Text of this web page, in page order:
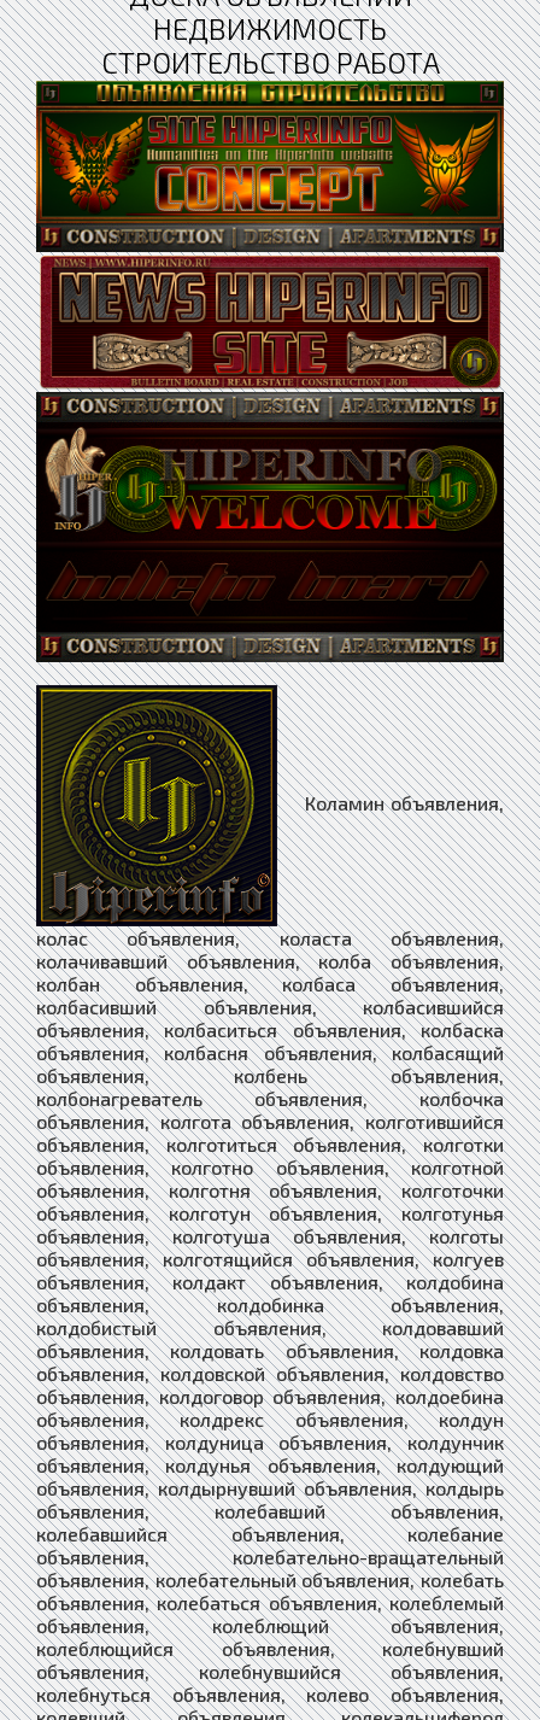
НЕДВИЖИМОСТЬ
СТРОИТЕЛЬСТВО РАБОТА
Коламин объявления, колас объявления, коласта объявления, колачивавший объявления, колба объявления, колбан объявления, колбаса объявления, колбасивший объявления, колбасившийся объявления, колбаситься объявления, колбаска объявления, колбасня объявления, колбасящий объявления, колбень объявления, колбонагреватель объявления, колбочка объявления, колгота объявления, колготившийся объявления, колготиться объявления, колготки объявления, колготно объявления, колготной объявления, колготня объявления, колготочки объявления, колготун объявления, колготунья объявления, колготуша объявления, колготы объявления, колготящийся объявления, колгуев объявления, колдакт объявления, колдобина объявления, колдобинка объявления, колдобистый объявления, колдовавший объявления, колдовать объявления, колдовка объявления, колдовской объявления, колдовство объявления, колдоговор объявления, колдоебина объявления, колдрекс объявления, колдун объявления, колдуница объявления, колдунчик объявления, колдунья объявления, колдующий объявления, колдырнувший объявления, колдырь объявления, колебавший объявления, колебавшийся объявления, колебание объявления, колебательно-вращательный объявления, колебательный объявления, колебать объявления, колебаться объявления, колеблемый объявления, колеблющий объявления, колеблющийся объявления, колебнувший объявления, колебнувшийся объявления, колебнуться объявления, колево объявления, колевший объявления, колекальциферол объявления, колеманит объявления, коленами объявления, коленка объявления, коленкор объявления, коленный объявления, колено объявления, коленочка объявления, коленце объявления, коленчатка объявления, коленчатый объявления, колеоптиле объявления, колеоптиль объявления, колеориза объявления, колер объявления, колерябия объявления, колеса объявления, колесивший объявления, колесико объявления, колесить объявления, колесник объявления, колесница объявления, колесно-моторный объявления, колесные объявления, колесный объявления, колесо объявления, колесовавший объявления, колесовавшийся объявления, колесование объявления, колесованный объявления, колесовидный объявления, колесоподобный объявления, колесотокарный объявления, колесофрезерный объявления, колесуемый объявления, колесующий объявления, колесующийся объявления, колесящий объявления, колет объявления, колета объявления, колеть объявления, колеус объявления, колечко объявления, колеющий объявления, колея объявления, коли объявления, колиас объявления, колибактериоз объявления, колибактерия объявления, колибри объявления, колибровально-шлифовальный объявления, коливакцина объявления, коливо объявления, колиждо объявления, колиинфекция объявления, колика объявления, колики объявления, колико объявления, колировавший объявления, колировавшийся объявления, колированный объявления, колированье объявления, колировка объявления, колировщик объявления, колировщица объявления, колируемый объявления, колирующий объявления, колирующийся объявления, колит объявления, количественно объявления, количественность объявления, количественный объявления, количество объявления, количеством объявления, колка объявления, колката объявления, колкий объявления, колко объявления, колкости объявления, колкости объявления, колкость объявления, колкотар объявления, коллаборационизм объявления, коллаборационист объявления, коллаборационистка объявления, коллаборационистский объявления, коллаген объявления, коллагеноз объявления, коллаж объявления, коллажист объявления, коллажистка объявления, коллайдер объявления, коллапс объявления, коллапсар объявления, коллапсотерапия объявления, коллатерали объявления, коллатеральный объявления, коллега объявления, коллегиально объявления, коллегиальность объявления, коллегиальный объявления, коллегиум объявления, коллегия объявления, колледж объявления, коллеж объявления, коллектив объявления, коллективизация объявления, коллективизировавший объявления, коллективизировавшийся объявления, коллективизированный объявления, коллективизирующий объявления, коллективизирующийся объявления, коллективизм объявления, коллективно объявления, коллективность объявления, коллективный объявления, коллектор объявления, коллекторно-дренажный объявления, коллекторный объявления, коллекционер объявления, коллекционерка объявления, коллекционерский объявления, коллекционерство объявления, коллекционировавший объявления, коллекционировавшийся объявления, коллекционирование объявления, коллекционированный объявления, коллекционировать объявления, коллекционируемый объявления, коллекционирующий объявления, коллекционирующийся объявления, коллекция объявления, коллембола объявления, колленхима объявления, колли объявления, коллизия объявления, коллиматор объявления, коллимационный объявления, коллимация объявления, коллинз объявления, коллинит объявления, коллирит объявления, коллоальгинит объявления, коллоальголит объявления, коллодиальный объявления, коллодий объявления, коллодийный объявления, коллодионный объявления, коллодиум объявления, коллоид объявления, коллоидальный объявления, коллоидный объявления, коллокация объявления, коллоквиум объявления, коллоксилин объявления, коллосеминит объявления, коллотипия объявления, коллофан объявления, коллофанит объявления, коллофюзинит объявления, коллювий объявления, коллятералия объявления, коллятеральный объявления, колляция объявления, коло объявления, колоб объявления, колобок объявления, колобома объявления, колобродивший объявления, колобродить объявления, колобродник объявления, колобродница объявления, колобродство объявления, колобродящий объявления, колова объявления, коловерть объявления, коловорот объявления, коловратка объявления, коловратность объявления, коловратный объявления, коловращение объявления, коловший объявления, коловшийся объявления, коловщик объявления, кологрив объявления, колода объявления, колодезник объявления, колодезный объявления, колодезь объявления, колодец объявления, колодина объявления, колодка объявления, колодки объявления, колодник объявления, колодница объявления, колодный объявления, колодочка объявления, колодочный объявления, колодцевый объявления, колодцекопатель объявления, колоземица объявления, колок объявления, колоказия объявления, колоквинт объявления, колокол объявления, колоколенка объявления, колоколец объявления, колоколовидный объявления, колоколообразный объявления, колоколоподобный объявления, колокольный объявления, колокольня объявления, колокольцы объявления, колокольчатый объявления, колокольчик объявления, коломазь объявления, коломбин объявления, коломбо объявления, коломенка объявления, коломенковый объявления, коломенок объявления, коломенское объявления, коломна объявления, коломыйка объявления, коломянка объявления, коломянковый объявления, колон объявления, колониа объявления, колонизатор объявления, колонизация объявления, колонизировавший объявления, колонизировавшийся объявления, колонизированный объявления, колонизировать объявления, колонизируемый объявления, колонизирующий объявления, колонизирующийся объявления, колонизовавший объявления, колонизовавшийся объявления, колонизованный объявления, колонизоваться объявления, колонизуемый объявления, колонизующий объявления, колонизующийся объявления, колонист объявления, колонистка объявления, колония объявления, колонка объявления, колонковый объявления, колонлинейка объявления, колонна объявления, колонночка объявления, колонный объявления, колонок объявления, колоноскоп объявления, колоночка объявления, колоночный объявления, колонтарь объявления, колонтитул объявления, колонувший объявления, колонуть объявления, колонцифра объявления, колончатый объявления, колор-индекс объявления, колор-эквивалент объявления, колорадо объявления, колорадоит объявления, колоратура объявления, колоризация объявления, колориметр объявления, колориметрический объявления, колориметрия объявления, колориндекс объявления, колорист объявления, колористический объявления, колористка объявления, колорит объявления, колоритно объявления, колоритность объявления, колоритный объявления, колорэквивалент объявления, колос объявления, колосившийся объявления, колосик объявления, колосистый объявления, колосник объявления, колосняк объявления, колосовидный объявления, колосок объявления, колосообразный объявления, колосоподборщик объявления, колосоподъемник объявления, колосоуборник объявления, колосоуборщик объявления, колосочек объявления, колосс объявления, колоссально объявления, колоссальность объявления, колоссальный объявления, колосящийся объявления, колотивший объявления, колотившийся объявления, колотильный объявления, колотимый объявления, колотиться объявления, колотня объявления, колотовка объявления, колотун объявления, колотушка объявления, колотушки объявления, колотый объявления, колотырка объявления, колотырница объявления, колотырщица объявления, колоть объявления, колотье объявления, колоться объявления, колотящий объявления, колотящийся объявления, колоцинт объявления, колочение объявления, колоченный объявления, колоша объявления, колошмативший объявления, колошматить объявления, колошматящий объявления, колошмаченный объявления, колошниковый объявления, колпак объявления, колпачащий объявления, колпачивший объявления, колпачок объявления, колпица объявления, колпортаж объявления, колт объявления, колтун объявления, колтунник объявления, колтушки объявления, колтыножка объявления, колтыхавший объявления, колтыхавшийся объявления, колтыхающий объявления, колтыхающийся объявления, колумб объявления, колумбат объявления, колумбиевый объявления, колумбин объявления, колумбит объявления, колумбия объявления, Колумбия объявления, колумбниобат объявления, колумбниобиевый объявления, колумбус объявления, колумелла объявления, колумнист объявления, колун объявления, колупавший объявления, колупавшийся объявления, колупание объявления, колупать объявления, колупающий объявления, колупающийся объявления, колупнувший объявления, колупнуть объявления, колхи объявления, колхида объявлени